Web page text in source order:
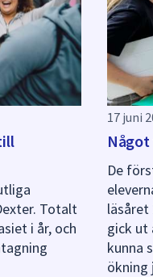
Totalt
i år, och
17 juni
De
läsåret
gick ut
kunna
ökning